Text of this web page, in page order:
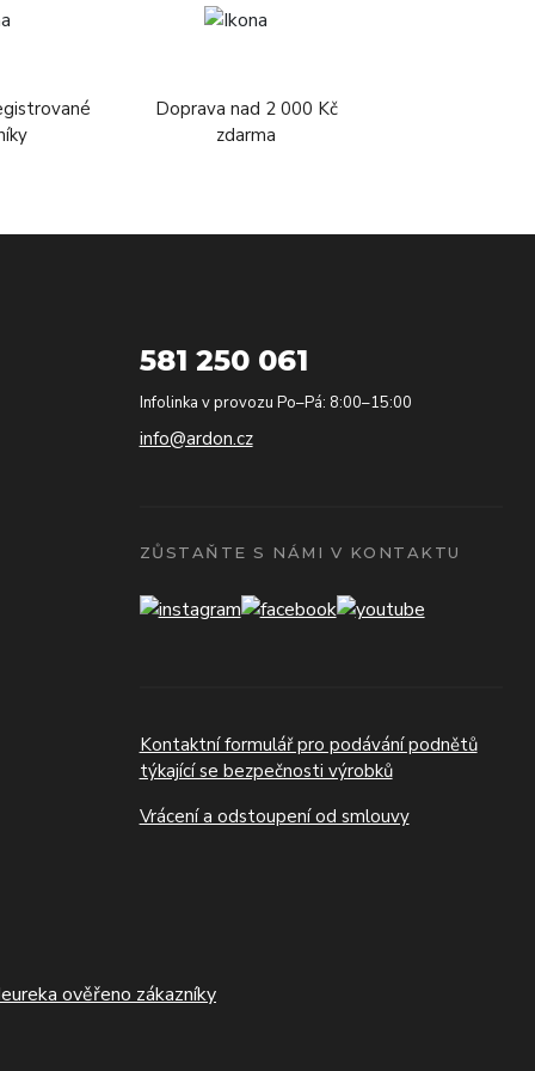
Doprava nad 2 000 Kč
zdarma
581 250 061
Infolinka v provozu Po–Pá: 8:00–15:00
info@ardon.cz
ZŮSTAŇTE S NÁMI V KONTAKTU
Kontaktní formulář pro podávání podnětů
týkající se bezpečnosti výrobků
Vrácení a odstoupení od smlouvy